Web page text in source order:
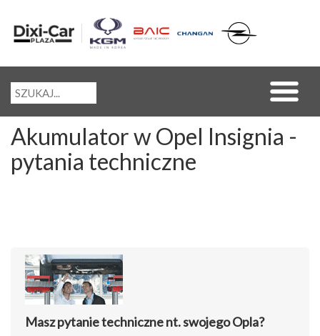
Akumulator w Opel Insignia -
pytania techniczne
Masz pytanie techniczne nt. swojego Opla?